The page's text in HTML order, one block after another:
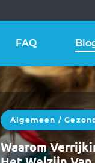
FAQ
Algemeen /
Waarom